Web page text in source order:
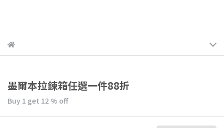
墨爾本拉鍊箱任選一件88折
Buy 1 get 12 % off